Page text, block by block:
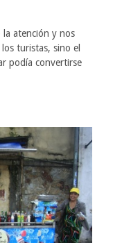
la atención y nos
turistas, sino el
podía convertirse